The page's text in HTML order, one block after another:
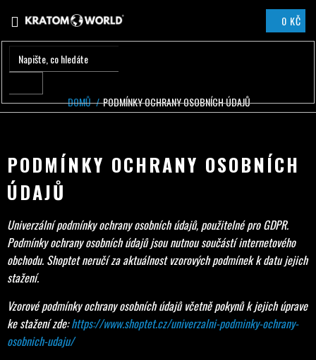
obsah
NÁKUPNÍ
KOŠÍK
0 KČ
DOMŮ / PODMÍNKY OCHRANY OSOBNÍCH ÚDAJŮ
PODMÍNKY OCHRANY OSOBNÍCH
ÚDAJŮ
Univerzální podmínky ochrany osobních údajů, použitelné pro GDPR.
Podmínky ochrany osobních údajů jsou nutnou součástí internetového
obchodu. Shoptet neručí za aktuálnost vzorových podmínek k datu jejich
stažení.
Vzorové podmínky ochrany osobních údajů včetně pokynů k jejich úprave
ke stažení zde:https://www.shoptet.cz/univerzalni-podminky-ochrany-
osobnich-udaju/